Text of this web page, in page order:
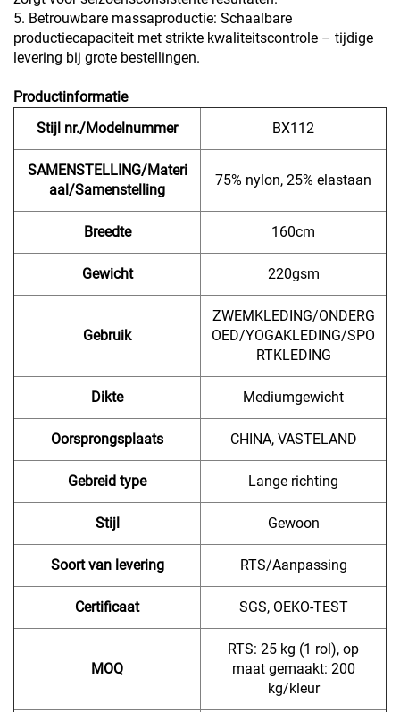
5. Betrouwbare massaproductie: Schaalbare
productiecapaciteit met strikte kwaliteitscontrole – tijdige
levering bij grote bestellingen.
Productinformatie
Stijl nr./Modelnummer
BX112
SAMENSTELLING/Materi
aal/Samenstelling
75% nylon, 25% elastaan
Breedte 160cm
Gewicht 220gsm
Gebruik
ZWEMKLEDING/ONDERG
OED/YOGAKLEDING/SPO
RTKLEDING
Dikte Mediumgewicht
Oorsprongsplaats CHINA, VASTELAND
Gebreid type Lange richting
Stijl Gewoon
Soort van levering RTS/Aanpassing
Certificaat SGS, OEKO-TEST
MOQ
RTS: 25 kg (1 rol), op
maat gemaakt: 200
kg/kleur